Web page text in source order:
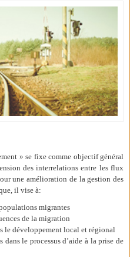
» se fixe comme objectif général
des interrelations entre les flux
une amélioration de la gestion des
il vise à:
migrantes
de la migration
le développement local et régional
le processus d’aide à la prise de